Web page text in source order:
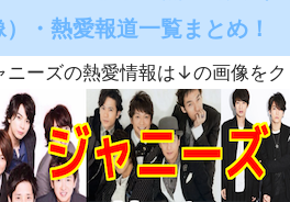
）・熱愛報道一覧まとめ！
ニーズの熱愛情報は↓の画像をク